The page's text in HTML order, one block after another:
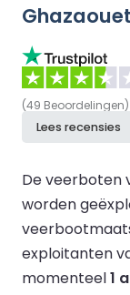
(49 Beoordelingen)
Lees recensies
De veerboten
worden
exploitanten
momenteel1